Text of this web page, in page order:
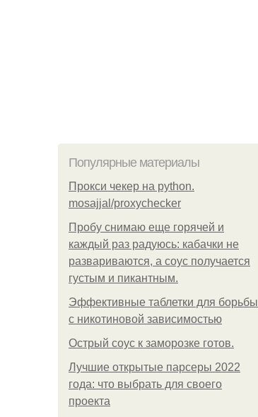
Популярные материалы
Прокси чекер на python.
mosajjal/proxychecker
Пробу снимаю еще горячей и
каждый раз радуюсь: кабачки не
развариваются, а соус получается
густым и пикантным.
Эффективные таблетки для борьбы
с никотиновой зависимостью
Острый соус к заморозке готов.
Лучшие открытые парсеры 2022
года: что выбрать для своего
проекта